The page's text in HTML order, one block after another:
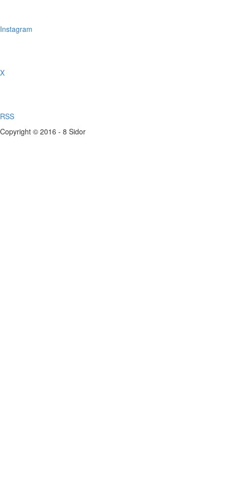
Instagram
X
RSS
Copyright © 2016 - 8 Sidor